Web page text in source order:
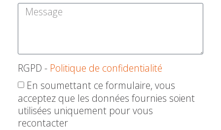
RGPD - Politique de confidentialité
En soumettant ce formulaire, vous
acceptez que les données fournies soient
utilisées uniquement pour vous
recontacter